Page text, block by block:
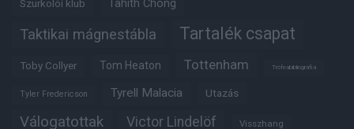
Szurkolói klub Tahith Chong
Taktikai mágnestábla Tartalék csapat
Toby Collyer Tom Heaton Tottenham Trófeabibliográfia
Tyler Fredericson Tyrell Malacia Utazás
Válogatottak Victor Lindelöf Visszhang